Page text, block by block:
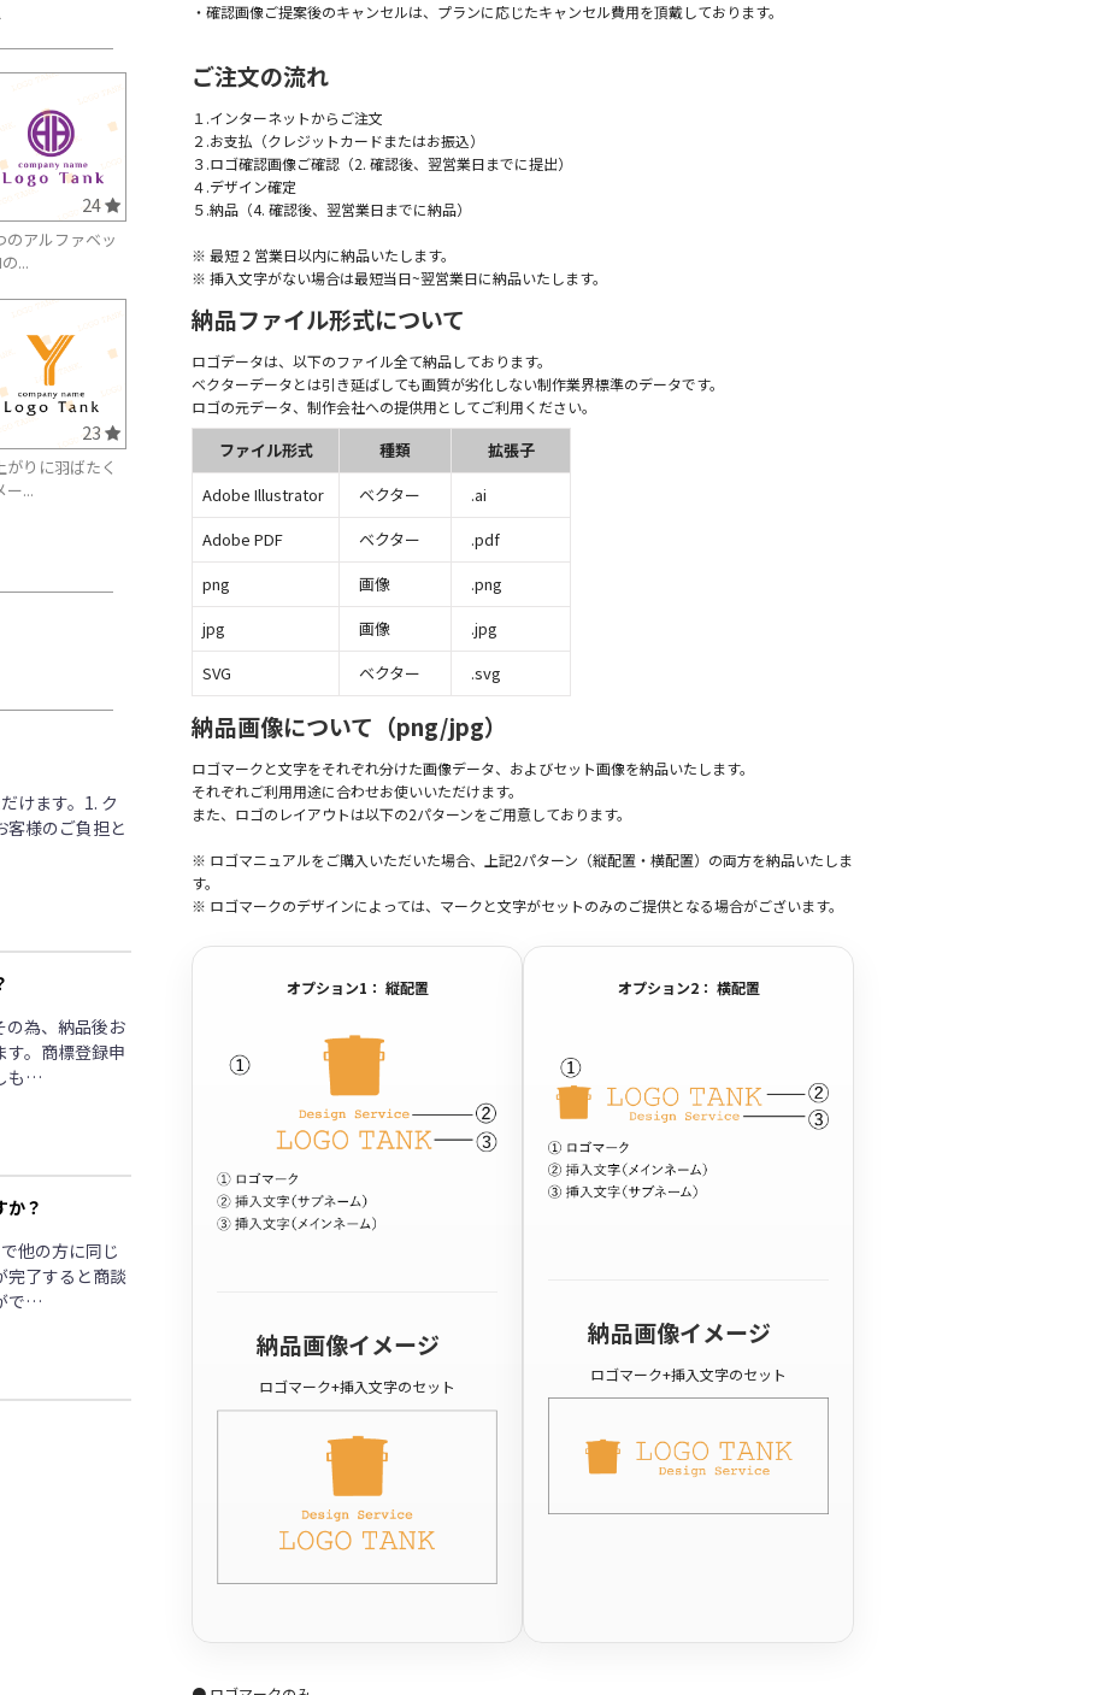
24
のアルファベッ
...
23
がりに羽ばたく
ー...
けます。1. ク
様のご負担と
の為、納品後お
す。商標登録申
も…
か？
他の方に同じ
完了すると商談
で…
・確認画像ご提案後のキャンセルは、プランに応じたキャンセル費用を頂戴しております。
ご注文の流れ
１.インターネットからご注文
２.お支払（クレジットカードまたはお振込）
３.ロゴ確認画像ご確認（2. 確認後、翌営業日までに提出）
４.デザイン確定
５.納品（4. 確認後、翌営業日までに納品）
※ 最短 2 営業日以内に納品いたします。
※ 挿入文字がない場合は最短当日~翌営業日に納品いたします。
納品ファイル形式について
ロゴデータは、以下のファイル全て納品しております。
ベクターデータとは引き延ばしても画質が劣化しない制作業界標準のデータです。
ロゴの元データ、制作会社への提供用としてご利用ください。
ファイル形式 種類
拡張子
Adobe Illustrator
ベクター
.ai
Adobe PDF
ベクター
.pdf
png
画像
.png
jpg
画像
.jpg
SVG
ベクター .svg
納品画像について（png/jpg）
ロゴマークと文字をそれぞれ分けた画像データ、およびセット画像を納品いたします。
それぞれご利用用途に合わせお使いいただけます。
また、ロゴのレイアウトは以下の2パターンをご用意しております。
※ ロゴマニュアルをご購入いただいた場合、上記2パターン（縦配置・横配置）の両方を納品いたしま
す。
※ ロゴマークのデザインによっては、マークと文字がセットのみのご提供となる場合がございます。
オプション1： 縦配置
納品画像イメージ
ロゴマーク+挿入文字のセット
オプション2： 横配置
納品画像イメージ
ロゴマーク+挿入文字のセット